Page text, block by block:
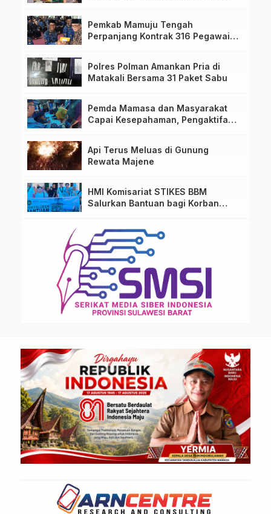
Pemkab Mamuju Tengah
Perpanjang Kontrak 316 Pegawai
Polres Polman Amankan Pria di
Matakali Bersama 31 Paket Sabu
Pemda Mamasa dan Masyarakat
Capai Kesepahaman, Pengaktifan
Api Terus Meluas di Gunung
Rewata Majene
HMI Komisariat STIKES BBM
Salurkan Bantuan bagi Korban